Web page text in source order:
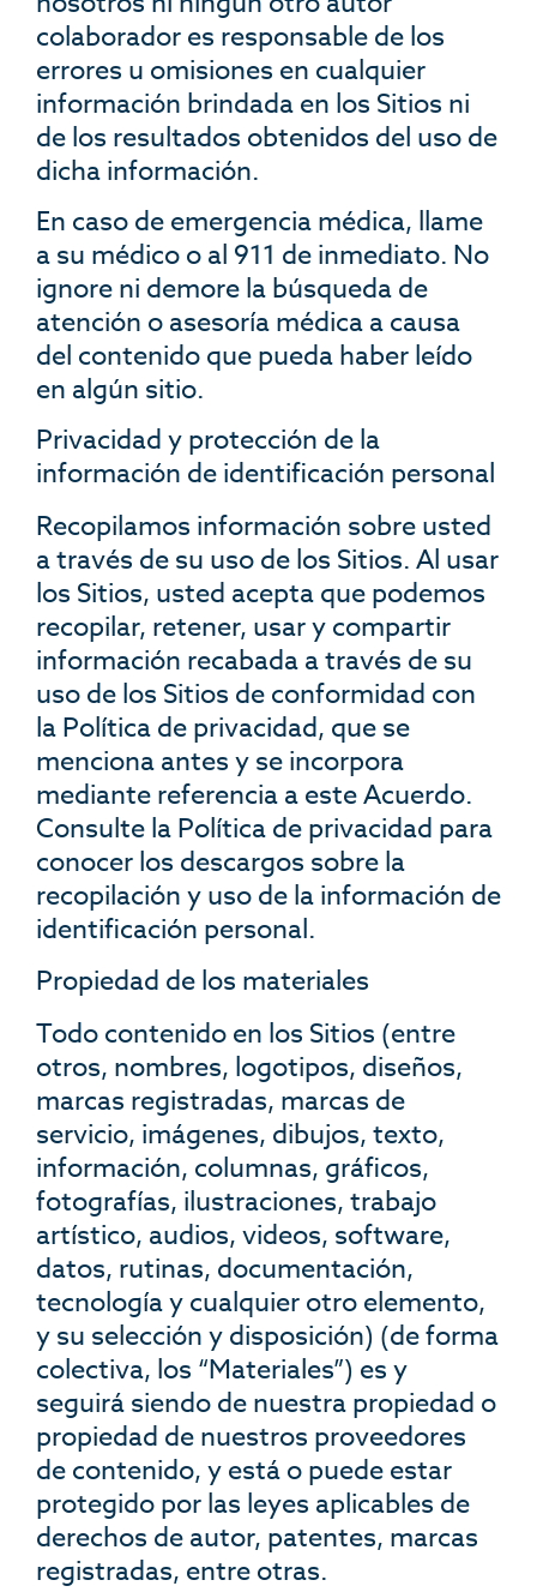
colaborador es responsable de los
errores u omisiones en cualquier
información brindada en los Sitios ni
de los resultados obtenidos del uso de
dicha información.
En caso de emergencia médica, llame
a su médico o al 911 de inmediato. No
ignore ni demore la búsqueda de
atención o asesoría médica a causa
del contenido que pueda haber leído
en algún sitio.
Privacidad y protección de la
información de identificación personal
Recopilamos información sobre usted
a través de su uso de los Sitios. Al usar
los Sitios, usted acepta que podemos
recopilar, retener, usar y compartir
información recabada a través de su
uso de los Sitios de conformidad con
la Política de privacidad, que se
menciona antes y se incorpora
mediante referencia a este Acuerdo.
Consulte la Política de privacidad para
conocer los descargos sobre la
recopilación y uso de la información de
identificación personal.
Propiedad de los materiales
Todo contenido en los Sitios (entre
otros, nombres, logotipos, diseños,
marcas registradas, marcas de
servicio, imágenes, dibujos, texto,
información, columnas, gráficos,
fotografías, ilustraciones, trabajo
artístico, audios, videos, software,
datos, rutinas, documentación,
tecnología y cualquier otro elemento,
y su selección y disposición) (de forma
colectiva, los “Materiales”) es y
seguirá siendo de nuestra propiedad o
propiedad de nuestros proveedores
de contenido, y está o puede estar
protegido por las leyes aplicables de
derechos de autor, patentes, marcas
registradas, entre otras.